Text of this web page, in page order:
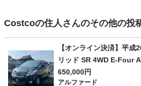
Costcoの住人さんのその他の投
【オンライン決済】平
リッド SR 4WD E-Four
ワーバックドア フリップ
etooth ETC ナビ クルコン
650,000円
アルファード